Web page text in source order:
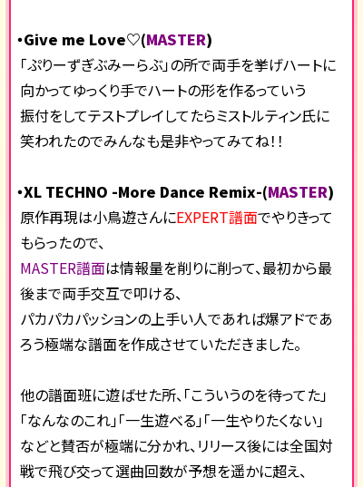
・Give me Love♡(MASTER)
「ぷりーずぎぶみーらぶ」の所で両手を挙げハートに
向かってゆっくり手でハートの形を作るっていう
振付をしてテストプレイしてたらミストルティン氏に
笑われたのでみんなも是非やってみてね！！
・XL TECHNO -More Dance Remix-(MASTER)
原作再現は小鳥遊さんにEXPERT譜面でやりきって
もらったので、
MASTER譜面は情報量を削りに削って、最初から最
後まで両手交互で叩ける、
パカパカパッションの上手い人であれば爆アドであ
ろう極端な譜面を作成させていただきました。
他の譜面班に遊ばせた所、「こういうのを待ってた」
「なんなのこれ」「一生遊べる」「一生やりたくない」
などと賛否が極端に分かれ、リリース後には全国対
戦で飛び交って選曲回数が予想を遥かに超え、